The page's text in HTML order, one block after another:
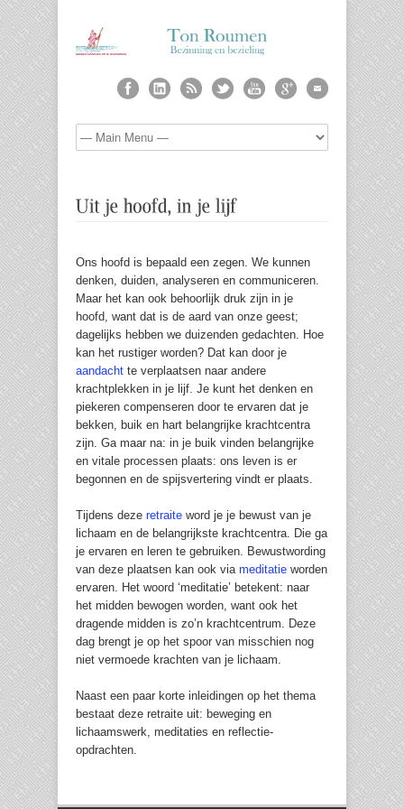
Ons hoofd is bepaald een zegen. We kunnen
denken, duiden, analyseren en communiceren.
Maar het kan ook behoorlijk druk zijn in je
hoofd, want dat is de aard van onze geest;
dagelijks hebben we duizenden gedachten. Hoe
kan het rustiger worden? Dat kan door je
aandacht te verplaatsen naar andere
krachtplekken in je lijf. Je kunt het denken en
piekeren compenseren door te ervaren dat je
bekken, buik en hart belangrijke krachtcentra
zijn. Ga maar na: in je buik vinden belangrijke
en vitale processen plaats: ons leven is er
begonnen en de spijsvertering vindt er plaats.
Tijdens deze retraite word je je bewust van je
lichaam en de belangrijkste krachtcentra. Die ga
je ervaren en leren te gebruiken. Bewustwording
van deze plaatsen kan ook via meditatie worden
ervaren. Het woord ‘meditatie’ betekent: naar
het midden bewogen worden, want ook het
dragende midden is zo’n krachtcentrum. Deze
dag brengt je op het spoor van misschien nog
niet vermoede krachten van je lichaam.
Naast een paar korte inleidingen op het thema
bestaat deze retraite uit: beweging en
lichaamswerk, meditaties en reflectie-
opdrachten.